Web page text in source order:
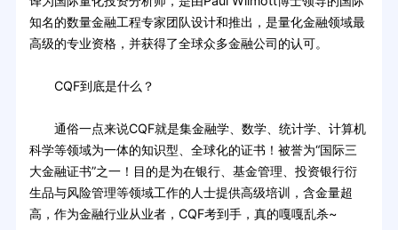
知名的数量金融工程专家团队设计和推出，是量化金融领域最
高级的专业资格，并获得了全球众多金融公司的认可。
CQF到底是什么？
通俗一点来说CQF就是集金融学、数学、统计学、计算机
科学等领域为一体的知识型、全球化的证书！被誉为“国际三
大金融证书”之一！目的是为在银行、基金管理、投资银行衍
生品与风险管理等领域工作的人士提供高级培训，含金量超
高，作为金融行业从业者，CQF考到手，真的嘎嘎乱杀~